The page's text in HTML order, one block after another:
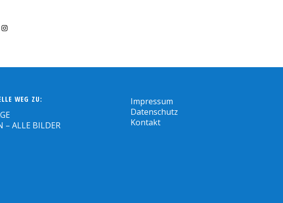
WEG ZU:
– ALLE BILDER
Impressum
Datenschutz
Kontakt